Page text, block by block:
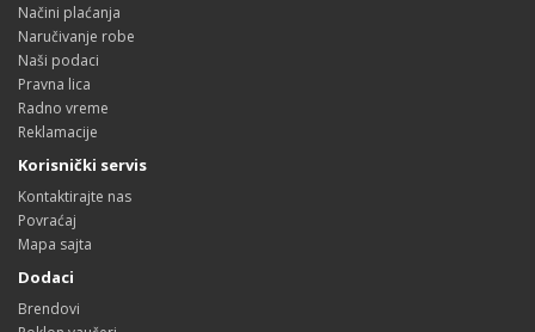
Načini plaćanja
Naručivanje robe
Naši podaci
Pravna lica
Radno vreme
Reklamacije
Korisnički servis
Kontaktirajte nas
Povraćaj
Mapa sajta
Dodaci
Brendovi